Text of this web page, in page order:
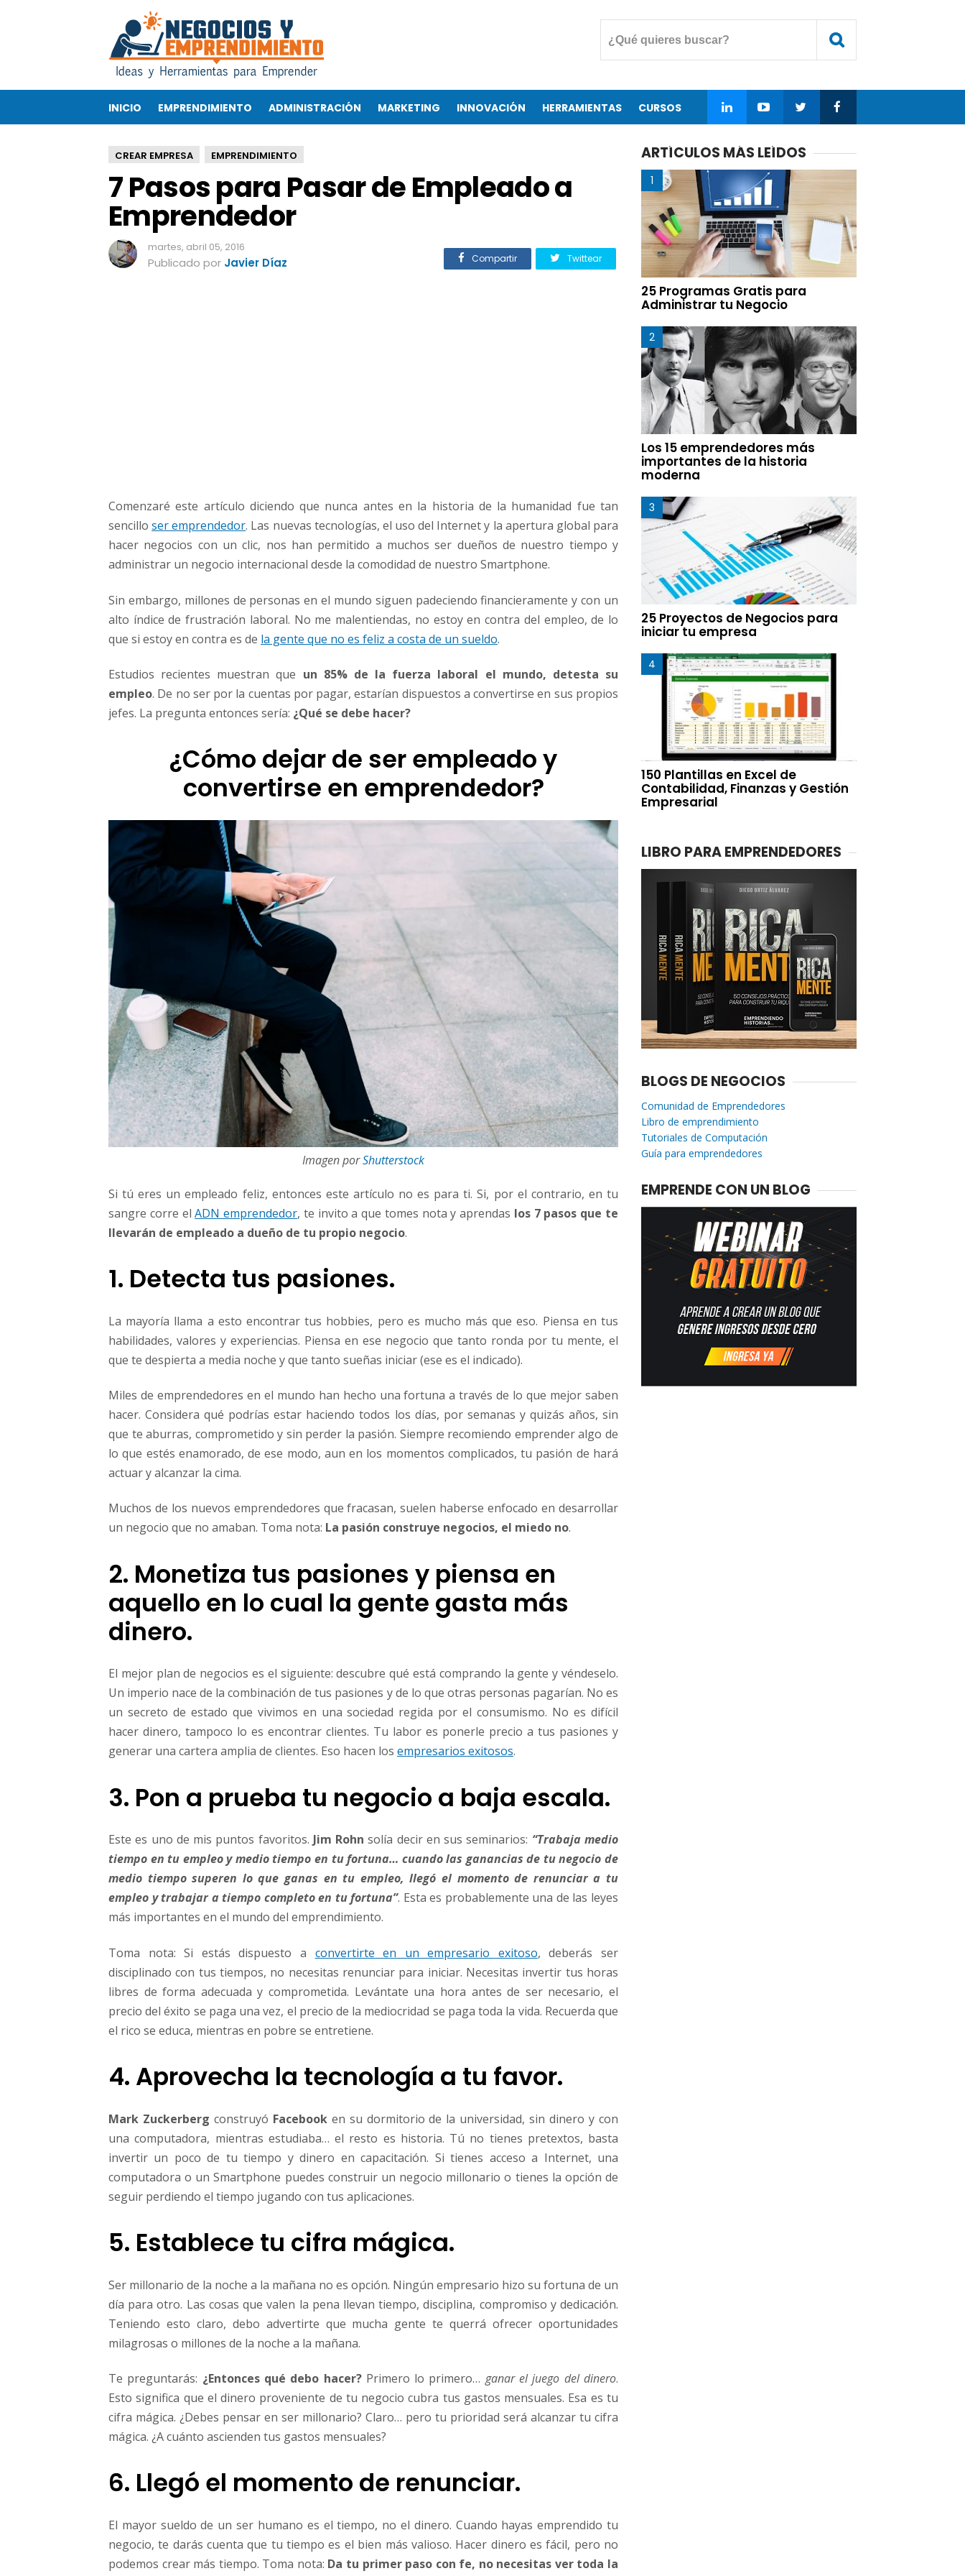
a
p
a
r
a
P
a
s
a
d
n
d
e
o
INICIO EMPRENDIMIENTO ADMINISTRACIÓN MARKETING INNOVACIÓN HERRAMIENTAS CURSOS
CREAR EMPRESA EMPRENDIMIENTO
7 Pasos para Pasar de Empleado a
Emprendedor
martes, abril 05, 2016
Publicado por Javier Díaz Compartir Twittear
Comenzaré este artículo diciendo que nunca antes en la historia de la humanidad fue tan
sencilloser emprendedor. Las nuevas tecnologías, el uso del Internet y la apertura global para
hacer negocios con un clic, nos han permitido a muchos ser dueños de nuestro tiempo y
administrar un negocio internacional desde la comodidad de nuestro Smartphone.
Sin embargo, millones de personas en el mundo siguen padeciendo financieramente y con un
alto índice de frustración laboral. No me malentiendas, no estoy en contra del empleo, de lo
que si estoy en contra es de la gente que no es feliz a costa de un sueldo.
Estudios recientes muestran que un 85% de la fuerza laboral el mundo, detesta su
empleo. De no ser por la cuentas por pagar, estarían dispuestos a convertirse en sus propios
jefes. La pregunta entonces sería: ¿Qué se debe hacer?
¿Cómo dejar de ser empleado y
convertirse en emprendedor?
Imagen porShutterstock
Si tú eres un empleado feliz, entonces este artículo no es para ti. Si, por el contrario, en tu
sangre corre elADN emprendedor, te invito a que tomes nota y aprendas los 7 pasos que te
llevarán de empleado a dueño de tu propio negocio.
1. Detecta tus pasiones.
La mayoría llama a esto encontrar tus hobbies, pero es mucho más que eso. Piensa en tus
habilidades, valores y experiencias. Piensa en ese negocio que tanto ronda por tu mente, el
que te despierta a media noche y que tanto sueñas iniciar (ese es el indicado).
Miles de emprendedores en el mundo han hecho una fortuna a través de lo que mejor saben
hacer. Considera qué podrías estar haciendo todos los días, por semanas y quizás años, sin
que te aburras, comprometido y sin perder la pasión. Siempre recomiendo emprender algo de
lo que estés enamorado, de ese modo, aun en los momentos complicados, tu pasión de hará
actuar y alcanzar la cima.
Muchos de los nuevos emprendedores que fracasan, suelen haberse enfocado en desarrollar
un negocio que no amaban. Toma nota: La pasión construye negocios, el miedo no.
2. Monetiza tus pasiones y piensa en
aquello en lo cual la gente gasta más
dinero.
El mejor plan de negocios es el siguiente: descubre qué está comprando la gente y véndeselo.
Un imperio nace de la combinación de tus pasiones y de lo que otras personas pagarían. No es
un secreto de estado que vivimos en una sociedad regida por el consumismo. No es difícil
hacer dinero, tampoco lo es encontrar clientes. Tu labor es ponerle precio a tus pasiones y
generar una cartera amplia de clientes. Eso hacen los empresarios exitosos.
3. Pon a prueba tu negocio a baja escala.
Este es uno de mis puntos favoritos. Jim Rohn solía decir en sus seminarios: “Trabaja medio
tiempo en tu empleo y medio tiempo en tu fortuna… cuando las ganancias de tu negocio de
medio tiempo superen lo que ganas en tu empleo, llegó el momento de renunciar a tu
empleo y trabajar a tiempo completo en tu fortuna”. Esta es probablemente una de las leyes
más importantes en el mundo del emprendimiento.
Toma nota: Si estás dispuesto a convertirte en un empresario exitoso, deberás ser
disciplinado con tus tiempos, no necesitas renunciar para iniciar. Necesitas invertir tus horas
libres de forma adecuada y comprometida. Levántate una hora antes de ser necesario, el
precio del éxito se paga una vez, el precio de la mediocridad se paga toda la vida. Recuerda que
el rico se educa, mientras en pobre se entretiene.
4. Aprovecha la tecnología a tu favor.
Mark Zuckerberg construyó Facebooken su dormitorio de la universidad, sin dinero y con
una computadora, mientras estudiaba… el resto es historia. Tú no tienes pretextos, basta
invertir un poco de tu tiempo y dinero en capacitación. Si tienes acceso a Internet, una
computadora o un Smartphone puedes construir un negocio millonario o tienes la opción de
seguir perdiendo el tiempo jugando con tus aplicaciones.
5. Establece tu cifra mágica.
Ser millonario de la noche a la mañana no es opción. Ningún empresario hizo su fortuna de un
día para otro. Las cosas que valen la pena llevan tiempo, disciplina, compromiso y dedicación.
Teniendo esto claro, debo advertirte que mucha gente te querrá ofrecer oportunidades
milagrosas o millones de la noche a la mañana.
Te preguntarás: ¿Entonces qué debo hacer?Primero lo primero… ganar el juego del dinero.
Esto significa que el dinero proveniente de tu negocio cubra tus gastos mensuales. Esa es tu
cifra mágica. ¿Debes pensar en ser millonario? Claro… pero tu prioridad será alcanzar tu cifra
mágica. ¿A cuánto ascienden tus gastos mensuales?
6. Llegó el momento de renunciar.
El mayor sueldo de un ser humano es el tiempo, no el dinero. Cuando hayas emprendido tu
negocio, te darás cuenta que tu tiempo es el bien más valioso. Hacer dinero es fácil, pero no
podemos crear más tiempo. Toma nota: Da tu primer paso con fe, no necesitas ver toda la
ARTÍCULOS MÁS LEÍDOS
25 Programas Gratis para
Administrar tu Negocio
Los 15 emprendedores más
importantes de la historia
moderna
25 Proyectos de Negocios para
iniciar tu empresa
150 Plantillas en Excel de
Contabilidad, Finanzas y Gestión
Empresarial
LIBRO PARA EMPRENDEDORES
BLOGS DE NEGOCIOS
Comunidad de Emprendedores
Libro de emprendimiento
Tutoriales de Computación
Guía para emprendedores
EMPRENDE CON UN BLOG